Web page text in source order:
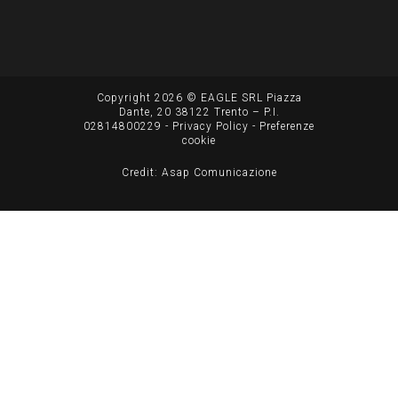
Copyright 2026 © EAGLE SRL Piazza
Dante, 20 38122 Trento – P.I.
02814800229 - Privacy Policy - Preferenze
cookie
Credit: Asap Comunicazione